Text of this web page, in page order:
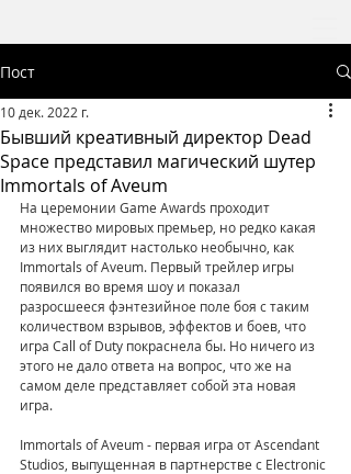
Пост
Бывший креативный директор Dead
Space представил магический шутер
Immortals of Aveum
10 дек. 2022 г.
На церемонии Game Awards проходит
множество мировых премьер, но редко какая
из них выглядит настолько необычно, как
Immortals of Aveum. Первый трейлер игры
появился во время шоу и показал
разросшееся фэнтезийное поле боя с таким
количеством взрывов, эффектов и боев, что
игра Call of Duty покраснела бы. Но ничего из
этого не дало ответа на вопрос, что же на
самом деле представляет собой эта новая
игра.
Immortals of Aveum - первая игра от Ascendant
Studios, выпущенная в партнерстве с Electronic